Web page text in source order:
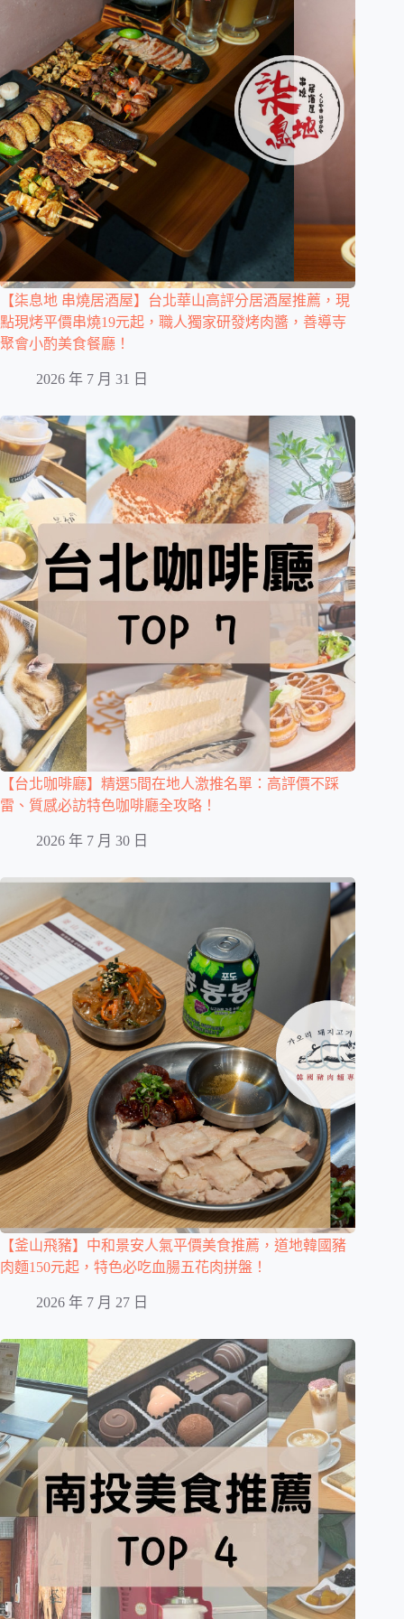
【柒息地 串燒居酒屋】台北華山高評分居酒屋推薦，現
點現烤平價串燒19元起，職人獨家研發烤肉醬，善導寺
聚會小酌美食餐廳！
2026 年 7 月 31 日
【台北咖啡廳】精選5間在地人激推名單：高評價不踩
雷、質感必訪特色咖啡廳全攻略！
2026 年 7 月 30 日
【釜山飛豬】中和景安人氣平價美食推薦，道地韓國豬
肉麵150元起，特色必吃血腸五花肉拼盤！
2026 年 7 月 27 日